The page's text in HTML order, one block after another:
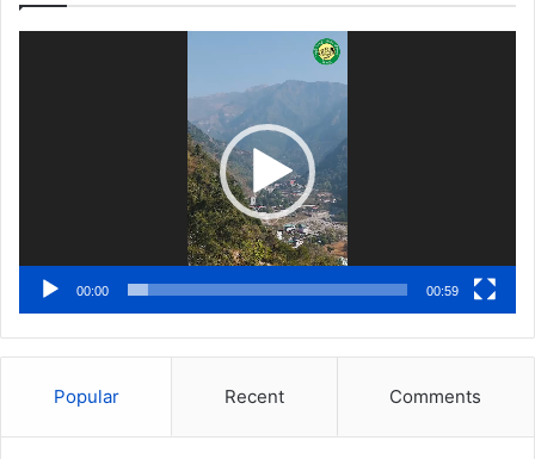
00:00 00:59
Popular Recent Comments